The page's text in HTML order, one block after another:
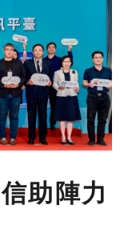
助陣力